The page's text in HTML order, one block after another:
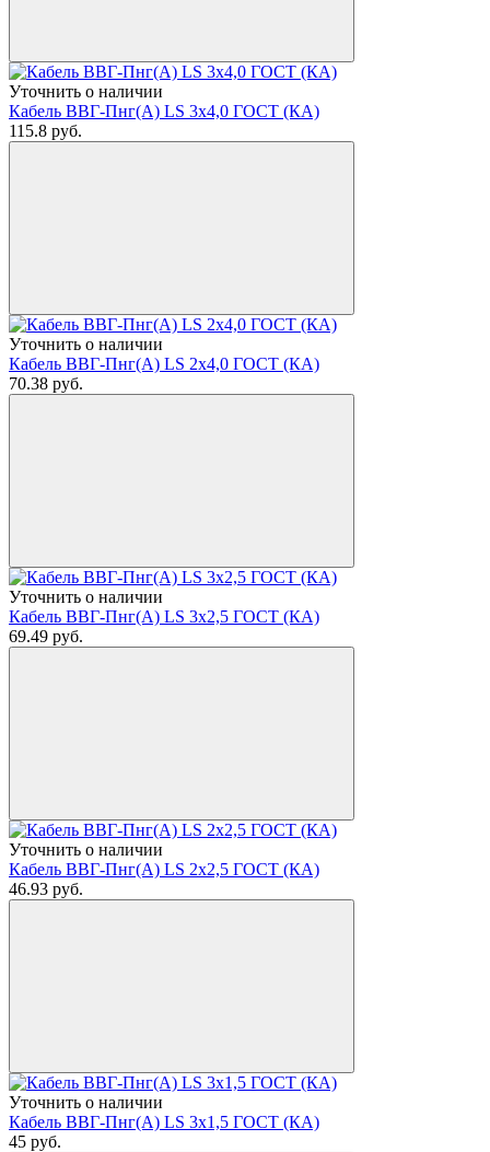
Уточнить о наличии
Кабель ВВГ-Пнг(А) LS 3х4,0 ГОСТ (КА)
115.8 руб.
Уточнить о наличии
Кабель ВВГ-Пнг(А) LS 2х4,0 ГОСТ (КА)
70.38 руб.
Уточнить о наличии
Кабель ВВГ-Пнг(А) LS 3х2,5 ГОСТ (КА)
69.49 руб.
Уточнить о наличии
Кабель ВВГ-Пнг(А) LS 2х2,5 ГОСТ (КА)
46.93 руб.
Уточнить о наличии
Кабель ВВГ-Пнг(А) LS 3х1,5 ГОСТ (КА)
45 руб.